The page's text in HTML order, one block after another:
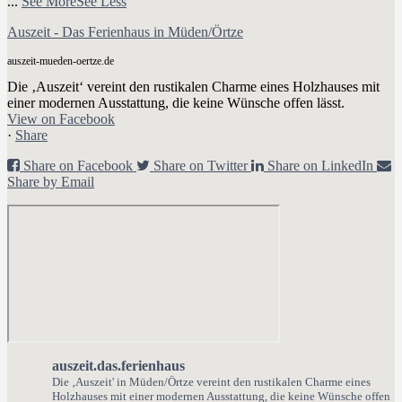
Auszeit - Das Ferienhaus in Müden/Örtze
auszeit-mueden-oertze.de
Die ‚Auszeit‘ vereint den rustikalen Charme eines Holzhauses mit
einer modernen Ausstattung, die keine Wünsche offen lässt.
View on Facebook
· Share
Share on Facebook
Share on Twitter
Share on LinkedIn
Share by Email
auszeit.das.ferienhaus
Die ‚Auszeit' in Müden/Örtze vereint den rustikalen Charme eines
Holzhauses mit einer modernen Ausstattung, die keine Wünsche offen